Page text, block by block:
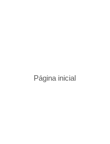
Página inicial